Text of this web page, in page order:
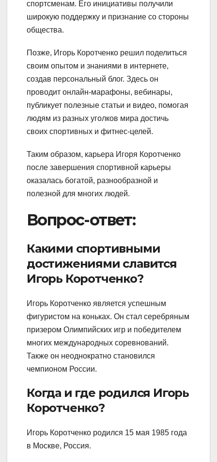
спортсменам. Его инициативы получили
широкую поддержку и признание со стороны
общества.
Позже, Игорь Коротченко решил поделиться
своим опытом и знаниями в интернете,
создав персональный блог. Здесь он
проводит онлайн-марафоны, вебинары,
публикует полезные статьи и видео, помогая
людям из разных уголков мира достичь
своих спортивных и фитнес-целей.
Таким образом, карьера Игоря Коротченко
после завершения спортивной карьеры
оказалась богатой, разнообразной и
полезной для многих людей.
Вопрос-ответ:
Какими спортивными
достижениями славится
Игорь Коротченко?
Игорь Коротченко является успешным
фигуристом на коньках. Он стал серебряным
призером Олимпийских игр и победителем
многих международных соревнований.
Также он неоднократно становился
чемпионом России.
Когда и где родился Игорь
Коротченко?
Игорь Коротченко родился 15 мая 1985 года
в Москве, Россия.